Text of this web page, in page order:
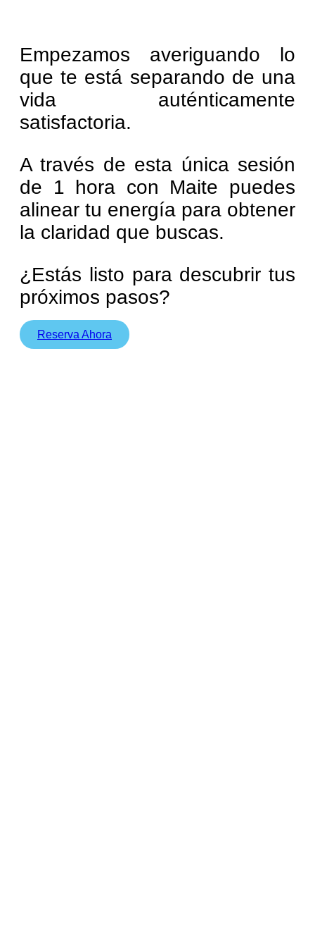
Empezamos averiguando lo
que te está separando de una
vida auténticamente
satisfactoria.
A través de esta única sesión
de 1 hora con Maite puedes
alinear tu energía para obtener
la claridad que buscas.
¿Estás listo para descubrir tus
próximos pasos?
Reserva Ahora